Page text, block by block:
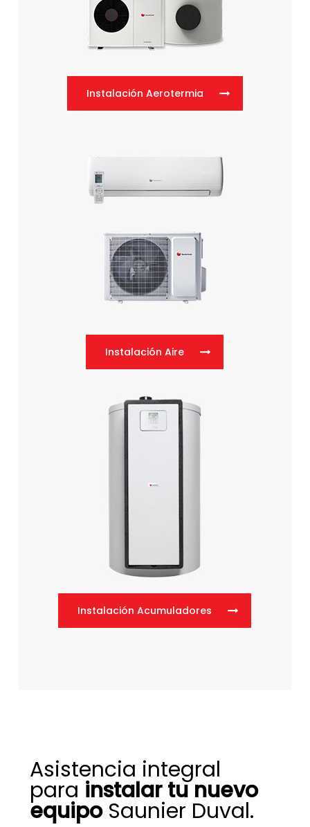
Instalación Aerotermia
Instalación Aire
Instalación Acumuladores
Asistencia integral
para instalar tu nuevo
equipoSaunier Duval.